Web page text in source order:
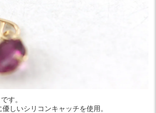
す。
しいシリコンキャッチを使用。